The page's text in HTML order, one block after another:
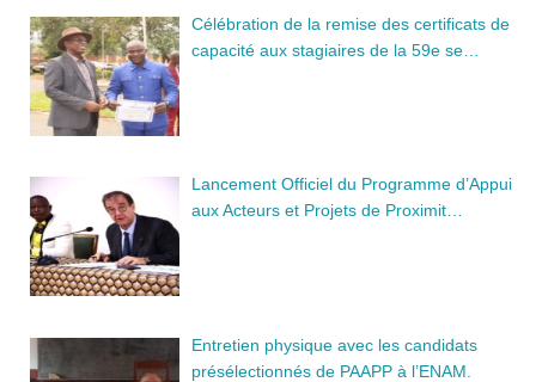
Célébration de la remise des certificats de
capacité aux stagiaires de la 59e se…
Lancement Officiel du Programme d’Appui
aux Acteurs et Projets de Proximit…
Entretien physique avec les candidats
présélectionnés de PAAPP à l’ENAM.